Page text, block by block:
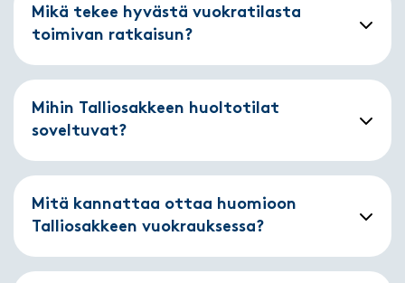
Mikä tekee hyvästä vuokratilasta
toimivan ratkaisun?
Mihin Talliosakkeen huoltotilat
soveltuvat?
Mitä kannattaa ottaa huomioon
Talliosakkeen vuokrauksessa?